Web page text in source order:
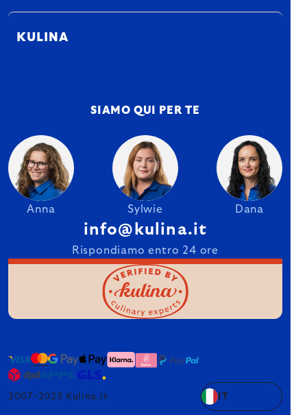
KULINA
SIAMO QUI PER TE
Anna Sylwie Dana
info@kulina.it
Rispondiamo entro 24 ore
2007–2025 Kulina.it IT